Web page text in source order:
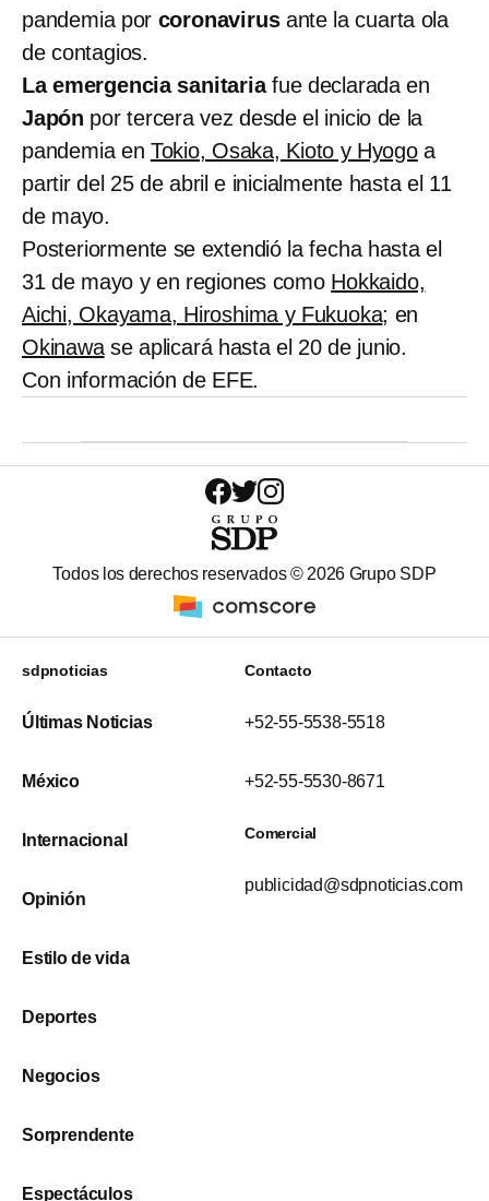
pandemia por coronavirusante la cuarta ola
de contagios.
La emergencia sanitariafue declarada en
Japón por tercera vez desde el inicio de la
pandemia en Tokio, Osaka, Kioto y Hyogoa
partir del 25 de abril e inicialmente hasta el 11
de mayo.
Posteriormente se extendió la fecha hasta el
31 de mayo y en regiones como Hokkaido,
Aichi, Okayama, Hiroshima y Fukuoka; en
Okinawase aplicará hasta el 20 de junio.
Con información de EFE.
Todos los derechos reservados © 2026 Grupo SDP
sdpnoticias
Últimas Noticias
México
Internacional
Opinión
Estilo de vida
Deportes
Negocios
Sorprendente
Espectáculos
Contacto
+52-55-5538-5518
+52-55-5530-8671
Comercial
publicidad@sdpnoticias.com